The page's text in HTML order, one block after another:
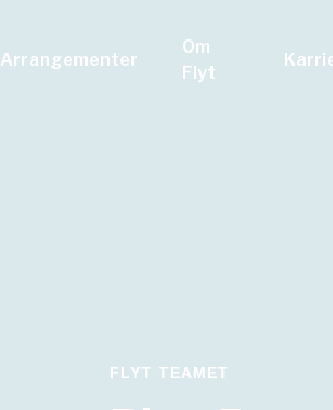
Arrangementer
Om
Flyt
FLYT TEAMET